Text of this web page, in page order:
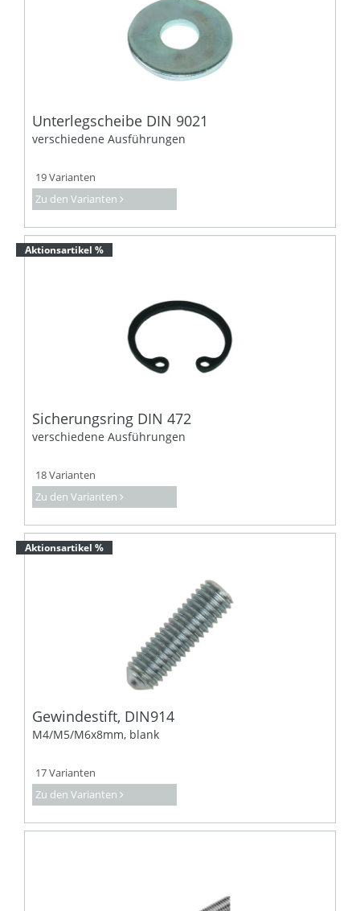
Unterlegscheibe DIN 9021
verschiedene Ausführungen
19 Varianten
Zu den Varianten
Aktionsartikel %
Sicherungsring DIN 472
verschiedene Ausführungen
18 Varianten
Zu den Varianten
Aktionsartikel %
Gewindestift, DIN914
M4/M5/M6x8mm, blank
17 Varianten
Zu den Varianten